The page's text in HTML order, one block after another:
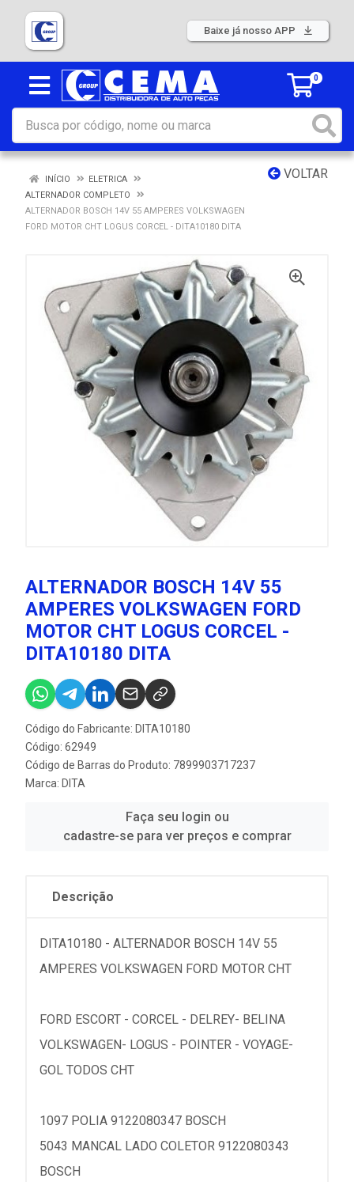
Baixe já nosso APP
0
VOLTAR
INÍCIO
ELETRICA
ALTERNADOR COMPLETO
ALTERNADOR BOSCH 14V 55 AMPERES VOLKSWAGEN
FORD MOTOR CHT LOGUS CORCEL - DITA10180 DITA
ALTERNADOR BOSCH 14V 55
AMPERES VOLKSWAGEN FORD
MOTOR CHT LOGUS CORCEL -
DITA10180 DITA
Código do Fabricante: DITA10180
Código: 62949
Código de Barras do Produto: 7899903717237
Marca: DITA
Faça seu login ou
cadastre-se para ver preços e comprar
Descrição
DITA10180 - ALTERNADOR BOSCH 14V 55
AMPERES VOLKSWAGEN FORD MOTOR CHT
FORD ESCORT - CORCEL - DELREY- BELINA
VOLKSWAGEN- LOGUS - POINTER - VOYAGE-
GOL TODOS CHT
1097 POLIA 9122080347 BOSCH
5043 MANCAL LADO COLETOR 9122080343
BOSCH